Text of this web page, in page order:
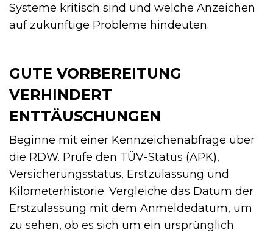
Systeme kritisch sind und welche Anzeichen
auf zukünftige Probleme hindeuten.
GUTE VORBEREITUNG
VERHINDERT
ENTTÄUSCHUNGEN
Beginne mit einer Kennzeichenabfrage über
die RDW. Prüfe den TÜV-Status (APK),
Versicherungsstatus, Erstzulassung und
Kilometerhistorie. Vergleiche das Datum der
Erstzulassung mit dem Anmeldedatum, um
zu sehen, ob es sich um ein ursprünglich